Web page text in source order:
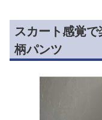
スカート感覚
柄パンツ